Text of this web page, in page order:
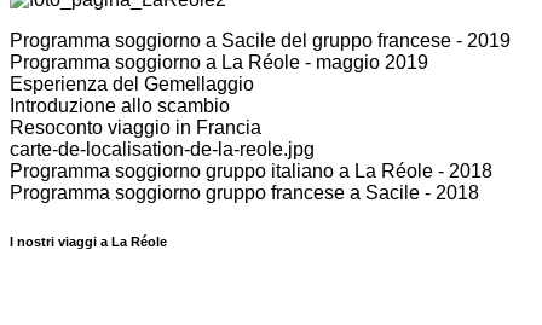
Programma soggiorno a Sacile del gruppo francese - 2019
Programma soggiorno a La Réole - maggio 2019
Esperienza del Gemellaggio
Introduzione allo scambio
Resoconto viaggio in Francia
carte-de-localisation-de-la-reole.jpg
Programma soggiorno gruppo italiano a La Réole - 2018
Programma soggiorno gruppo francese a Sacile - 2018
I nostri viaggi a La Réole